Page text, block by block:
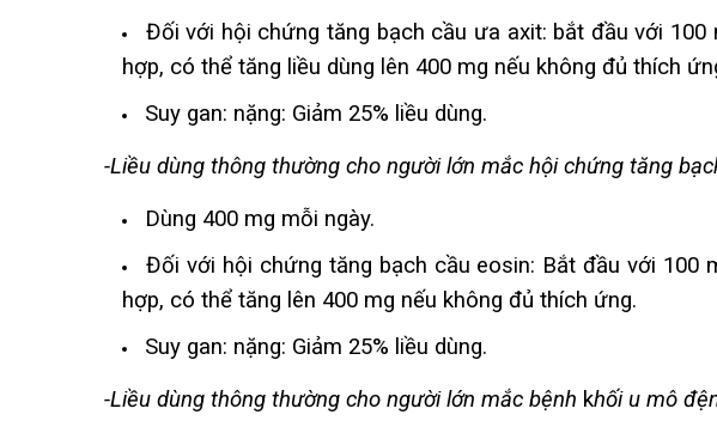
Đối với hội chứng tăng bạch cầu ưa axit: bắt đầu với
hợp, có thể tăng liều dùng lên 400 mg nếu không đủ thích
Suy gan: nặng: Giảm 25% liều dùng.
-Liều dùng thông thường cho người lớn mắc hội chứng tăng
Dùng 400 mg mỗi ngày.
Đối với hội chứng tăng bạch cầu eosin: Bắt đầu với
hợp, có thể tăng lên 400 mg nếu không đủ thích ứng.
Suy gan: nặng: Giảm 25% liều dùng.
-Liều dùng thông thường cho người lớn mắc bệnh khối u mô